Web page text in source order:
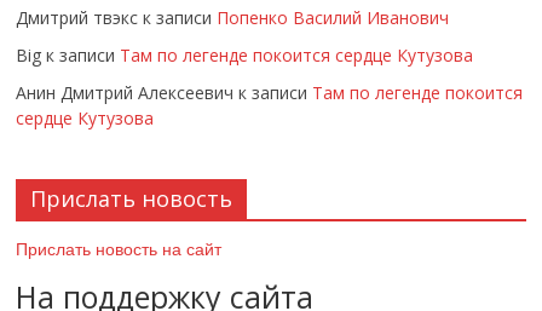
Дмитрий твэкс к записи Попенко Василий Иванович
Big к записи Там по легенде покоится сердце Кутузова
Анин Дмитрий Алексеевич к записи Там по легенде покоится
сердце Кутузова
Прислать новость
Прислать новость на сайт
На поддержку сайта